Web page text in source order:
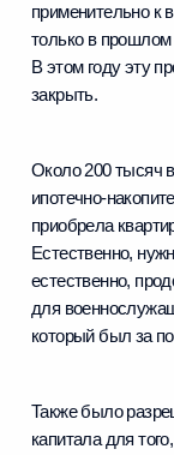
применительно к
только в прошлом
В этом году эту
закрыть.
Около 200 тысяч
ипотечно-
приобрела
Естественно,
естественно,
для
который был за
Также было
капитала для